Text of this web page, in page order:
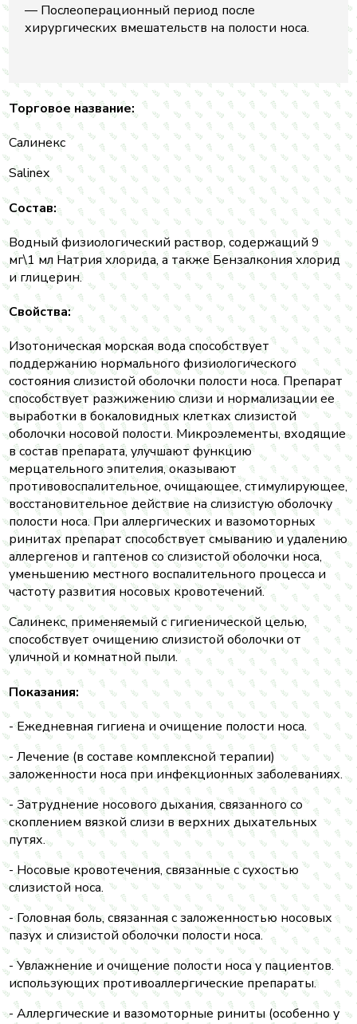
— Послеоперационный период после
хирургических вмешательств на полости носа.
Торговое название:
Салинекс
Salinex
Состав:
Водный физиологический раствор, содержащий 9
мг\1 мл Натрия хлорида, а также Бензалкония хлорид
и глицерин.
Свойства:
Изотоническая морская вода способствует
поддержанию нормального физиологического
состояния слизистой оболочки полости носа. Препарат
способствует разжижению слизи и нормализации ее
выработки в бокаловидных клетках слизистой
оболочки носовой полости. Микроэлементы, входящие
в состав препарата, улучшают функцию
мерцательного эпителия, оказывают
противовоспалительное, очищающее, стимулирующее,
восстановительное действие на слизистую оболочку
полости носа. При аллергических и вазомоторных
ринитах препарат способствует смыванию и удалению
аллергенов и гаптенов со слизистой оболочки носа,
уменьшению местного воспалительного процесса и
частоту развития носовых кровотечений.
Салинекс, применяемый с гигиенической целью,
способствует очищению слизистой оболочки от
уличной и комнатной пыли.
Показания:
- Ежедневная гигиена и очищение полости носа.
- Лечение (в составе комплексной терапии)
заложенности носа при инфекционных заболеваниях.
- Затруднение носового дыхания, связанного со
скоплением вязкой слизи в верхних дыхательных
путях.
- Носовые кровотечения, связанные с сухостью
слизистой носа.
- Головная боль, связанная с заложенностью носовых
пазух и слизистой оболочки полости носа.
- Увлажнение и очищение полости носа у пациентов.
использующих противоаллергические препараты.
- Аллергические и вазомоторные риниты (особенно у